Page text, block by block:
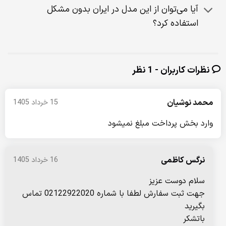
آیا می‌توان از این مدل در ایران بدون مشکل
استفاده کرد؟
نظرات کاربران - 1 نظر
محمد نوشیان 15 خرداد 1405
وارد بخش پرداخت مبلغ نمیشود
نرگس کاظمی 16 خرداد 1405
سلام دوست عزیز
جهت ثبت سفارش لطفا با شماره 02122922020 تماس
بگیرید
باتشکر